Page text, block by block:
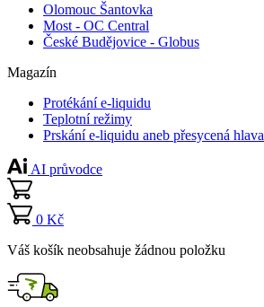
Olomouc Šantovka
Most - OC Central
České Budějovice - Globus
Magazín
Protékání e-liquidu
Teplotní režimy
Prskání e-liquidu aneb přesycená hlava
AI průvodce
0 Kč
Váš košík neobsahuje žádnou položku